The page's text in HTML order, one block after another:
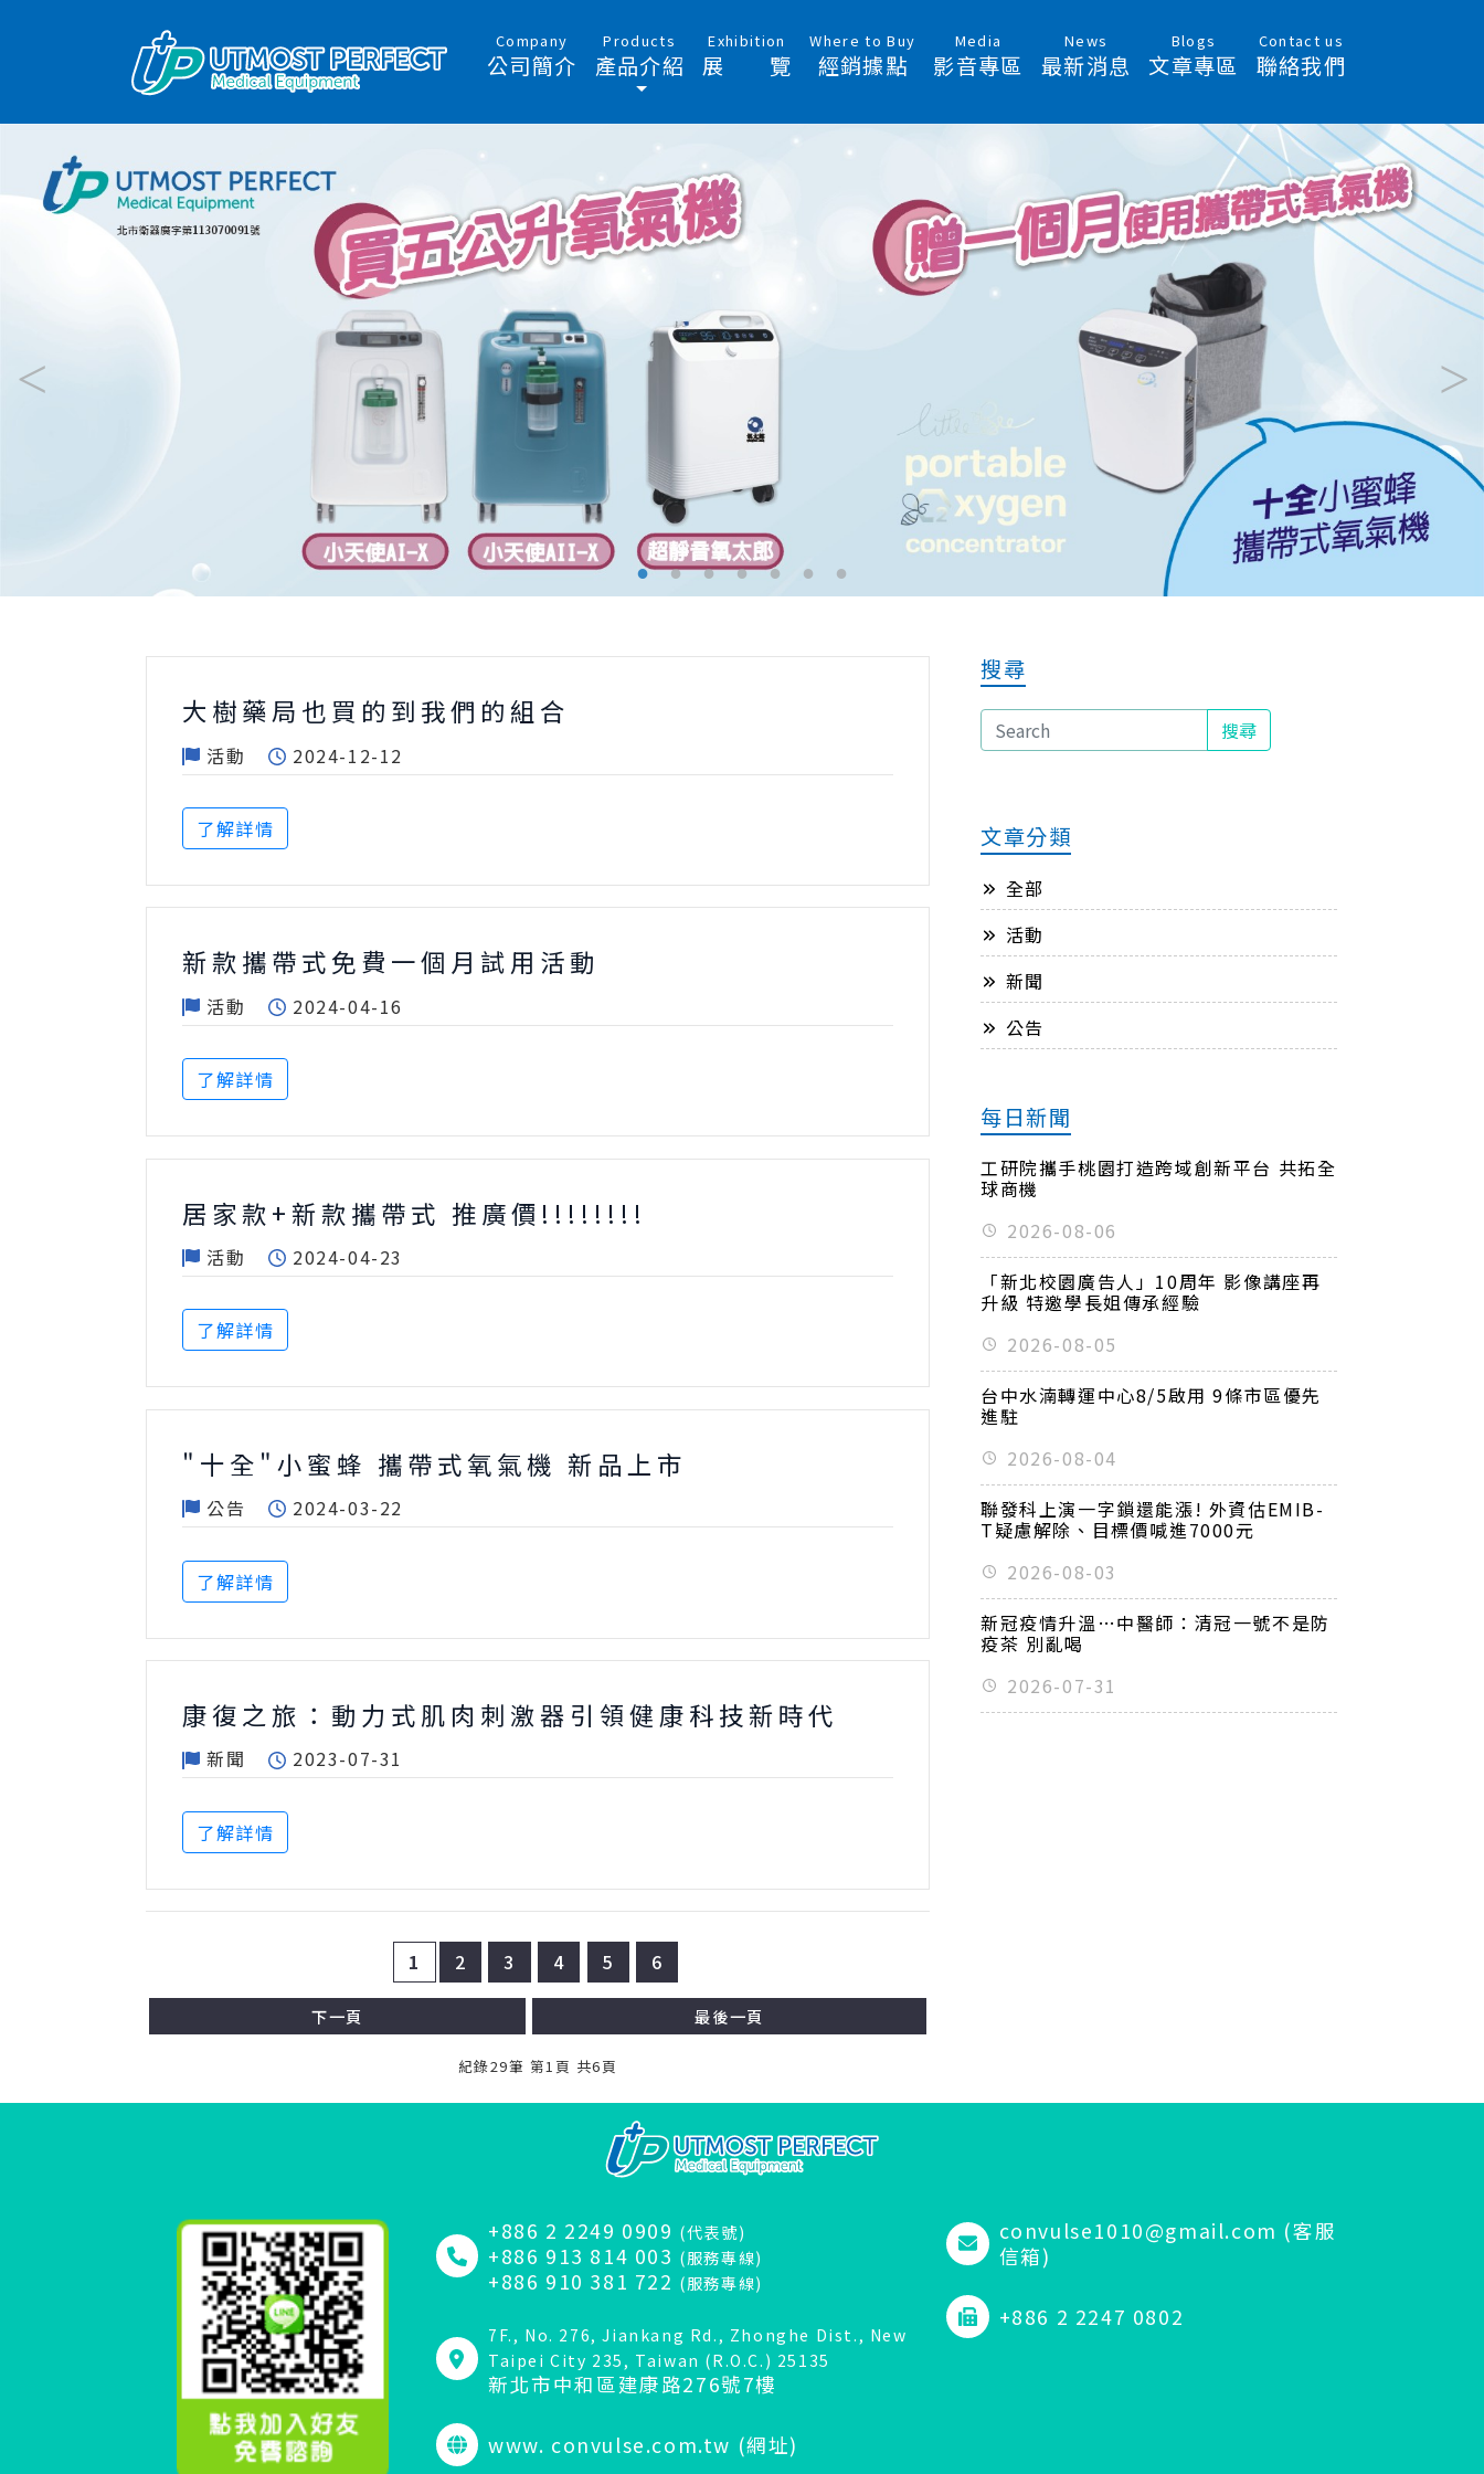
Company
公司簡介
Products
產品介紹
Exhibition
展 覽
Where to Buy
經銷據點
Media
影音專區
News
最新消息
Blogs
文章專區
Contact us
聯絡我們
大樹藥局也買的到我們的組合
活動 2024-12-12
了解詳情
新款攜帶式免費一個月試用活動
活動 2024-04-16
了解詳情
居家款+新款攜帶式 推廣價!!!!!!!!
活動 2024-04-23
了解詳情
"十全"小蜜蜂 攜帶式氧氣機 新品上市
公告 2024-03-22
了解詳情
康復之旅：動力式肌肉刺激器引領健康科技新時代
新聞 2023-07-31
了解詳情
1 2 3 4 5 6
下一頁 最後一頁
紀錄29筆 第1頁 共6頁
搜尋
搜尋
文章分類
全部
活動
新聞
公告
每日新聞
工研院攜手桃園打造跨域創新平台 共拓全
球商機
2026-08-06
「新北校園廣告人」10周年 影像講座再
升級 特邀學長姐傳承經驗
2026-08-05
台中水湳轉運中心8/5啟用 9條市區優先
進駐
2026-08-04
聯發科上演一字鎖還能漲! 外資估EMIB-
T疑慮解除、目標價喊進7000元
2026-08-03
新冠疫情升溫…中醫師：清冠一號不是防
疫茶 別亂喝
2026-07-31
+886 2 2249 0909 (代表號)
+886 913 814 003 (服務專線)
+886 910 381 722 (服務專線)
7F., No. 276, Jiankang Rd., Zhonghe Dist., New
Taipei City 235, Taiwan (R.O.C.) 25135
新北市中和區建康路276號7樓
www. convulse.com.tw (網址)
convulse1010@gmail.com (客服
信箱)
+886 2 2247 0802